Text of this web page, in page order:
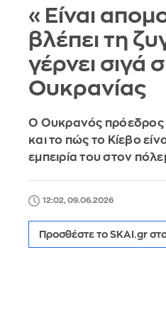
«Είναι
βλέπει τη
γέρνει σιγά
Ουκρανίας
Ο Ουκρανός πρόεδρος
και το πώς το Κίεβο
εμπειρία του στον
12:02, 09.06.2026
Προσθέστε το SKAI.gr